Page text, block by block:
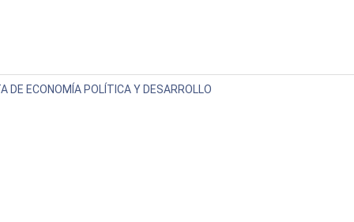
DE ECONOMÍA POLÍTICA Y DESARROLLO